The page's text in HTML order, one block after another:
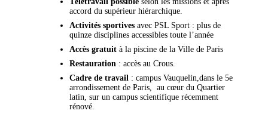
accord du supérieur hiérarchique.
Activités sportives avec PSL Sport : plus de
quinze disciplines accessibles toute l’année
Accès gratuit à la piscine de la Ville de Paris
Restauration : accès au Crous.
Cadre de travail : campus Vauquelin,dans le 5e
arrondissement de Paris, au cœur du Quartier
latin, sur un campus scientifique récemment
rénové.